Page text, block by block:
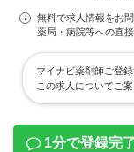
無料で求人情報をお
薬局・病院等への直
マイナビ薬剤師ご登
この求人についてご
1分で登録完